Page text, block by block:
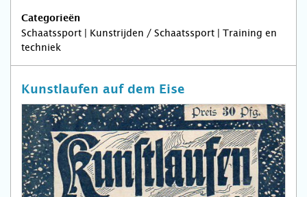
Categorieën
Schaatssport | Kunstrijden / Schaatssport | Training en
techniek
Kunstlaufen auf dem Eise